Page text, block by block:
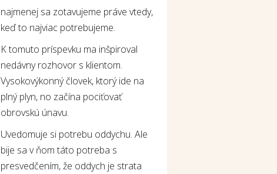
najmenej sa zotavujeme práve vtedy,
keď to najviac potrebujeme.
K tomuto príspevku ma inšpiroval
nedávny rozhovor s klientom.
Vysokovýkonný človek, ktorý ide na
plný plyn, no začína pociťovať
obrovskú únavu.
Uvedomuje si potrebu oddychu. Ale
bije sa v ňom táto potreba s
presvedčením, že oddych je strata